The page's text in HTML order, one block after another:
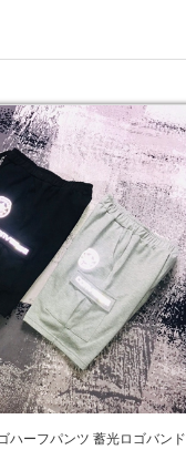
ハーフパンツ 蓄光ロゴバンド